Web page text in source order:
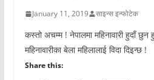
January 11, 2019 साइन्स इन्फोटेक
कस्तो अचम्म ! नेपालमा महिनावारी हुदाँ
महिनावारीका बेला महिलालाई विदा दिइन्छ !
Share this: